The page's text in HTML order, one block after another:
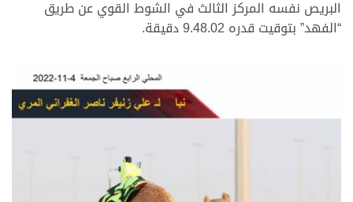
البريص نفسه المركز الثالث في الشوط القوي عن طريق
“الفهد” بتوقيت قدره 9.48.02 دقيقة.